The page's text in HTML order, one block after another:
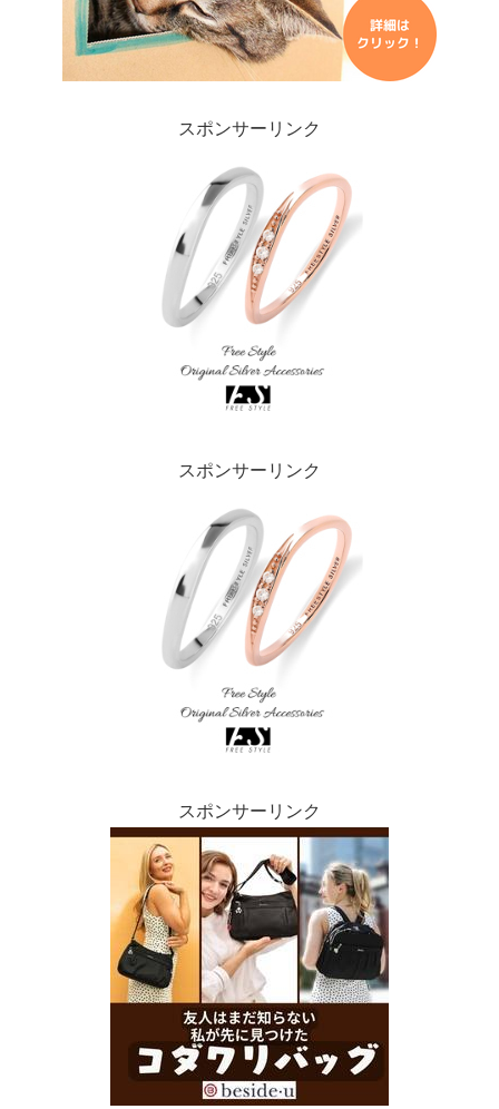
スポンサーリンク
スポンサーリンク
スポンサーリンク